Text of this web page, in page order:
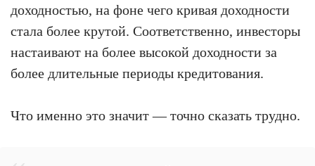
доходностью, на фоне чего кривая доходности
стала более крутой. Соответственно, инвесторы
настаивают на более высокой доходности за
более длительные периоды кредитования.
Что именно это значит — точно сказать трудно.